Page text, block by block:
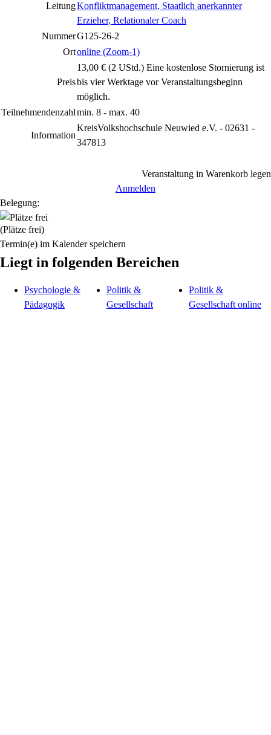
LeitungKonfliktmanagement, Staatlich anerkannter
Erzieher, Relationaler Coach
NummerG125-26-2
Ortonline (Zoom-1)
Preis
13,00 € (2 UStd.) Eine kostenlose Stornierung ist
bis vier Werktage vor Veranstaltungsbeginn
möglich.
Teilnehmendenzahlmin. 8 - max. 40
Information
KreisVolkshochschule Neuwied e.V. - 02631 -
347813
Veranstaltung in Warenkorb legen
Anmelden
Belegung:
(Plätze frei)
Termin(e) im Kalender speichern
Liegt in folgenden Bereichen
Psychologie &
Pädagogik
Politik &
Gesellschaft
Politik &
Gesellschaft online